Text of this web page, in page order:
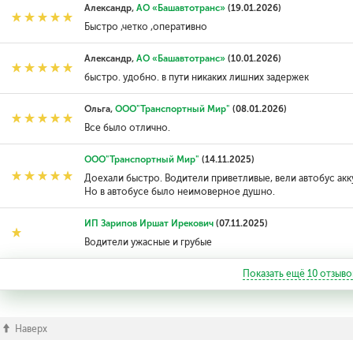
Александр, АО «Башавтотранс»(19.01.2026)
Быстро ,четко ,оперативно
Александр, АО «Башавтотранс»(10.01.2026)
быстро. удобно. в пути никаких лишних задержек
Ольга, ООО"Транспортный Мир" (08.01.2026)
Все было отлично.
ООО"Транспортный Мир" (14.11.2025)
Доехали быстро. Водители приветливые, вели автобус
Но в автобусе было неимоверное душно.
ИП Зарипов Иршат Ирекович(07.11.2025)
Водители ужасные и грубые
Показать ещё 10
Наверх